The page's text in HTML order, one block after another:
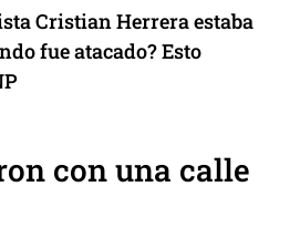
Cristian Herrera estaba
fue atacado? Esto
con una calle